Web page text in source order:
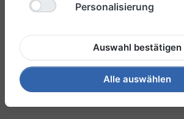
Personalisierung
Auswahl bestätigen
Alle auswählen